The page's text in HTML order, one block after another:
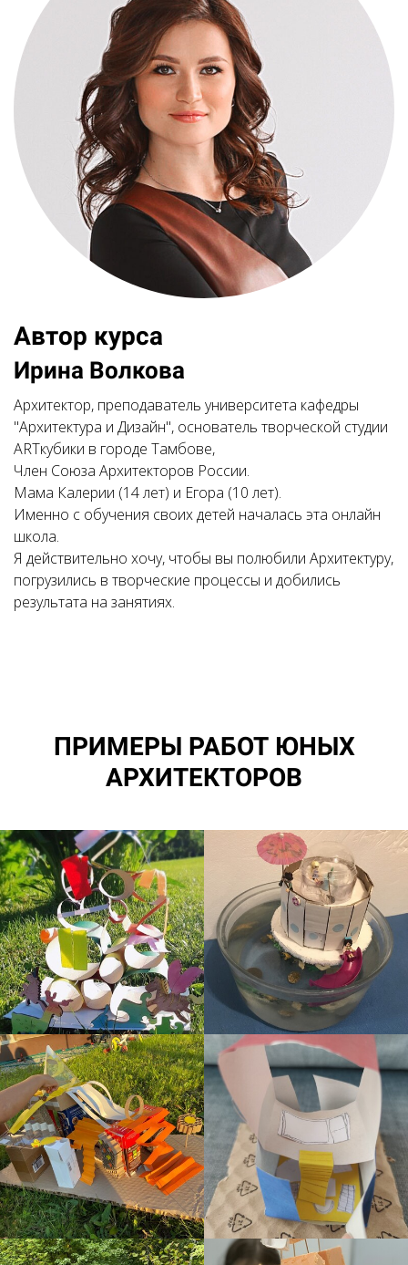
Автор курса
Ирина Волкова
Архитектор, преподаватель университета кафедры
"Архитектура и Дизайн", основатель творческой студии
ARTкубики в городе Тамбове,
Член Союза Архитекторов России.
Мама Калерии (14 лет) и Егора (10 лет).
Именно с обучения своих детей началась эта онлайн
школа.
Я действительно хочу, чтобы вы полюбили Архитектуру,
погрузились в творческие процессы и добились
результата на занятиях.
ПРИМЕРЫ РАБОТ ЮНЫХ
АРХИТЕКТОРОВ